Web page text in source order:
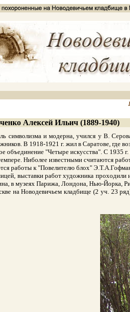
Алексей Ильич (1889-1940)
символизма и модерна, учился у В.
В 1918-1921 г. жил в Саратове, где
объединение "Четыре искусства". С 1935
Ниболее известными считаются
работы к "Повелителю блох"
выставки работ художника проходили
в музеях Парижа, Лондона, Нью-Йорка,
на Новодевичьем кладбище (2 уч. 23